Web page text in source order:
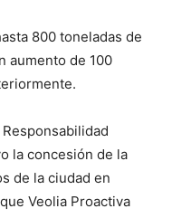
800 toneladas de
aumento de 100
la concesión de la
de la ciudad en
Veolia Proactiva